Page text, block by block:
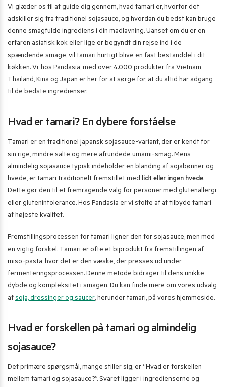
Vi glæder os til at guide dig gennem, hvad tamari er, hvorfor det
adskiller sig fra traditionel sojasauce, og hvordan du bedst kan bruge
denne smagfulde ingrediens i din madlavning. Uanset om du er en
erfaren asiatisk kok eller lige er begyndt din rejse ind i de
spændende smage, vil tamari hurtigt blive en fast bestanddel i dit
køkken. Vi, hos Pandasia, med over 4.000 produkter fra Vietnam,
Thailand, Kina og Japan er her for at sørge for, at du altid har adgang
til de bedste ingredienser.
Hvad er tamari? En dybere forståelse
Tamari er en traditionel japansk sojasauce-variant, der er kendt for
sin rige, mindre salte og mere afrundede umami-smag. Mens
almindelig sojasauce typisk indeholder en blanding af sojabønner og
hvede, er tamari traditionelt fremstillet med lidt eller ingen hvede.
Dette gør den til et fremragende valg for personer med glutenallergi
eller glutenintolerance. Hos Pandasia er vi stolte af at tilbyde tamari
af højeste kvalitet.
Fremstillingsprocessen for tamari ligner den for sojasauce, men med
en vigtig forskel. Tamari er ofte et biprodukt fra fremstillingen af
miso-pasta, hvor det er den væske, der presses ud under
fermenteringsprocessen. Denne metode bidrager til dens unikke
dybde og kompleksitet i smagen. Du kan finde mere om vores udvalg
af soja, dressinger og saucer, herunder tamari, på vores hjemmeside.
Hvad er forskellen på tamari og almindelig
sojasauce?
Det primære spørgsmål, mange stiller sig, er “Hvad er forskellen
mellem tamari og sojasauce?”. Svaret ligger i ingredienserne og